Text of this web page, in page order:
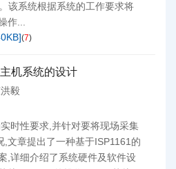
该系统根据系统的工作要求将
作...
](7)
机系统的设计
毅
时性要求,并针对要将现场采集
,文章提出了一种基于ISP1161的
,详细介绍了系统硬件及软件设